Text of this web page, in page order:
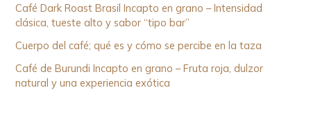
Café Dark Roast Brasil Incapto en grano – Intensidad
clásica, tueste alto y sabor “tipo bar”
Cuerpo del café; qué es y cómo se percibe en la taza
Café de Burundi Incapto en grano – Fruta roja, dulzor
natural y una experiencia exótica